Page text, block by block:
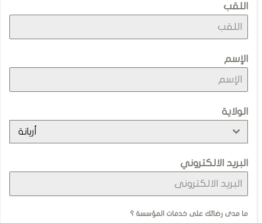
اللقب
الإسم
الولاية
أريانة
البريد الالكتروني
ما مدى رضائك على خدمات المؤسسة ؟